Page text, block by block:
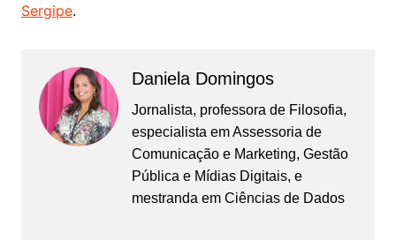
Sergipe.
Daniela Domingos
Jornalista, professora de Filosofia,
especialista em Assessoria de
Comunicação e Marketing, Gestão
Pública e Mídias Digitais, e
mestranda em Ciências de Dados